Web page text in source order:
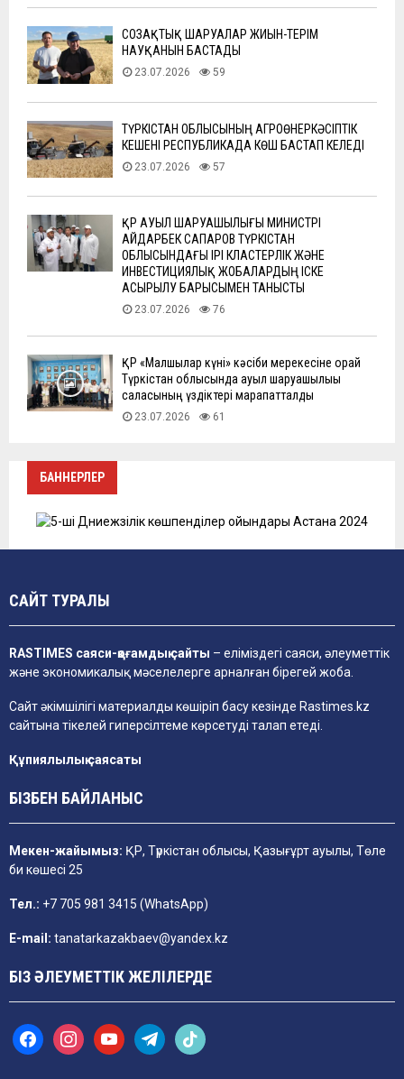
СОЗАҚТЫҚ ШАРУАЛАР ЖИЫН-ТЕРІМ
НАУҚАНЫН БАСТАДЫ
23.07.2026 59
ТҮРКІСТАН ОБЛЫСЫНЫҢ АГРОӨНЕРКӘСІПТІК
КЕШЕНІ РЕСПУБЛИКАДА КӨШ БАСТАП КЕЛЕДІ
23.07.2026 57
ҚР АУЫЛ ШАРУАШЫЛЫҒЫ МИНИСТРІ
АЙДАРБЕК САПАРОВ ТҮРКІСТАН
ОБЛЫСЫНДАҒЫ ІРІ КЛАСТЕРЛІК ЖӘНЕ
ИНВЕСТИЦИЯЛЫҚ ЖОБАЛАРДЫҢ ІСКЕ
АСЫРЫЛУ БАРЫСЫМЕН ТАНЫСТЫ
23.07.2026 76
ҚР «Малшылар күні» кәсіби мерекесіне орай
Түркістан облысында ауыл шаруашылығы
саласының үздіктері марапатталды
23.07.2026 61
БАННЕРЛЕР
САЙТ ТУРАЛЫ
RASTIMES саяси-қоғамдық сайты – еліміздегі саяси, әлеуметтік
және экономикалық мәселелерге арналған бірегей жоба.
Сайт әкімшілігі материалды көшіріп басу кезінде Rastimes.kz
сайтына тікелей гиперсілтеме көрсетуді талап етеді.
Құпиялылық саясаты
БІЗБЕН БАЙЛАНЫС
Мекен-жайымыз: ҚР, Түркістан облысы, Қазығұрт ауылы, Төле
би көшесі 25
Тел.: +7 705 981 3415 (WhatsApp)
E-mail: tanatarkazakbaev@yandex.kz
БІЗ ӘЛЕУМЕТТІК ЖЕЛІЛЕРДЕ
f
a
i
n
y
o
t
e
t
i